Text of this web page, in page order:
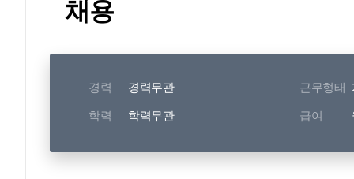
채용
경력 경력무관 근무형태
학력 학력무관 급여